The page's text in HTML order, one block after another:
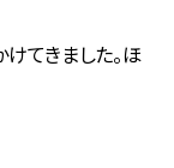
てきました。ほ